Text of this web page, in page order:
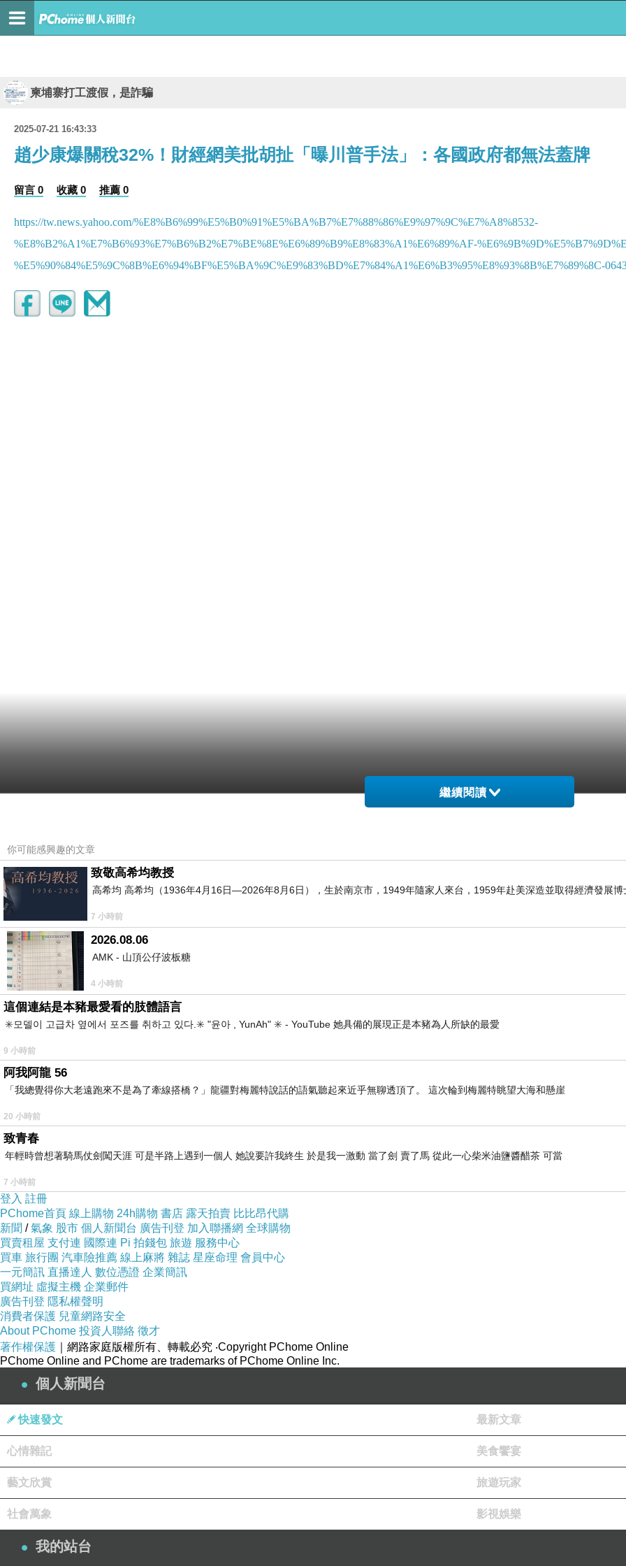
柬埔寨打工渡假，是詐騙
2025-07-21 16:43:33
趙少康爆關稅32%！財經網美批胡扯「曝川普手法」：各國政府都無法蓋牌
留言 0 收藏 0 推薦 0
https://tw.news.yahoo.com/%E8%B6%99%E5%B0%91%E5%BA%B7%E7%88%86%E9%97%9C%E7%A8%8532-
%E8%B2%A1%E7%B6%93%E7%B6%B2%E7%BE%8E%E6%89%B9%E8%83%A1%E6%89%AF-
%E5%90%84%E5%9C%8B%E6%94%BF%E5%BA%9C%E9%83%BD%E7%84%A1%E6%B3%95%E8%93%8B%E7%89%8C-
繼續閱讀
你可能感興趣的文章
致敬高希均教授
高希均 高希均（1936年4月16日—2026年8月6日），生於南京市，1949年隨家人來台，1959年赴美深造並取得經濟發展博
7 小時前
2026.08.06
AMK - 山頂公仔波板糖
4 小時前
這個連結是本豬最愛看的肢體語言
✳️모델이 고급차 옆에서 포즈를 취하고 있다.✳️ "윤아 , YunAh" ✳️ - YouTube 她具備的展現正是本豬為人所缺的最愛
9 小時前
阿我阿龍 56
「我總覺得你大老遠跑來不是為了牽線搭橋？」龍疆對梅麗特說話的語氣聽起來近乎無聊透頂了。 這次輪到梅麗特眺望大海和懸崖
20 小時前
致青春
年輕時曾想著騎馬仗劍闖天涯 可是半路上遇到一個人 她說要許我終生 於是我一激動 當了劍 賣了馬 從此一心柴米油鹽醬醋茶 可當
7 小時前
登入 註冊
PChome首頁 線上購物 24h購物 書店 露天拍賣 比比昂代購
新聞 /氣象 股市 個人新聞台 廣告刊登 加入聯播網 全球購物
買賣租屋 支付連 國際連 Pi 拍錢包 旅遊 服務中心
買車 旅行團 汽車險推薦 線上麻將 雜誌 星座命理 會員中心
一元簡訊 直播達人 數位憑證 企業簡訊
買網址 虛擬主機 企業郵件
廣告刊登 隱私權聲明
消費者保護 兒童網路安全
About PChome 投資人聯絡 徵才
著作權保護 ｜網路家庭版權所有、轉載必究 ‧Copyright PChome Online
PChome Online and PChome are trademarks of PChome Online Inc.
個人新聞台
快速發文 最新文章
心情雜記 美食饗宴
藝文欣賞 旅遊玩家
社會萬象 影視娛樂
我的站台